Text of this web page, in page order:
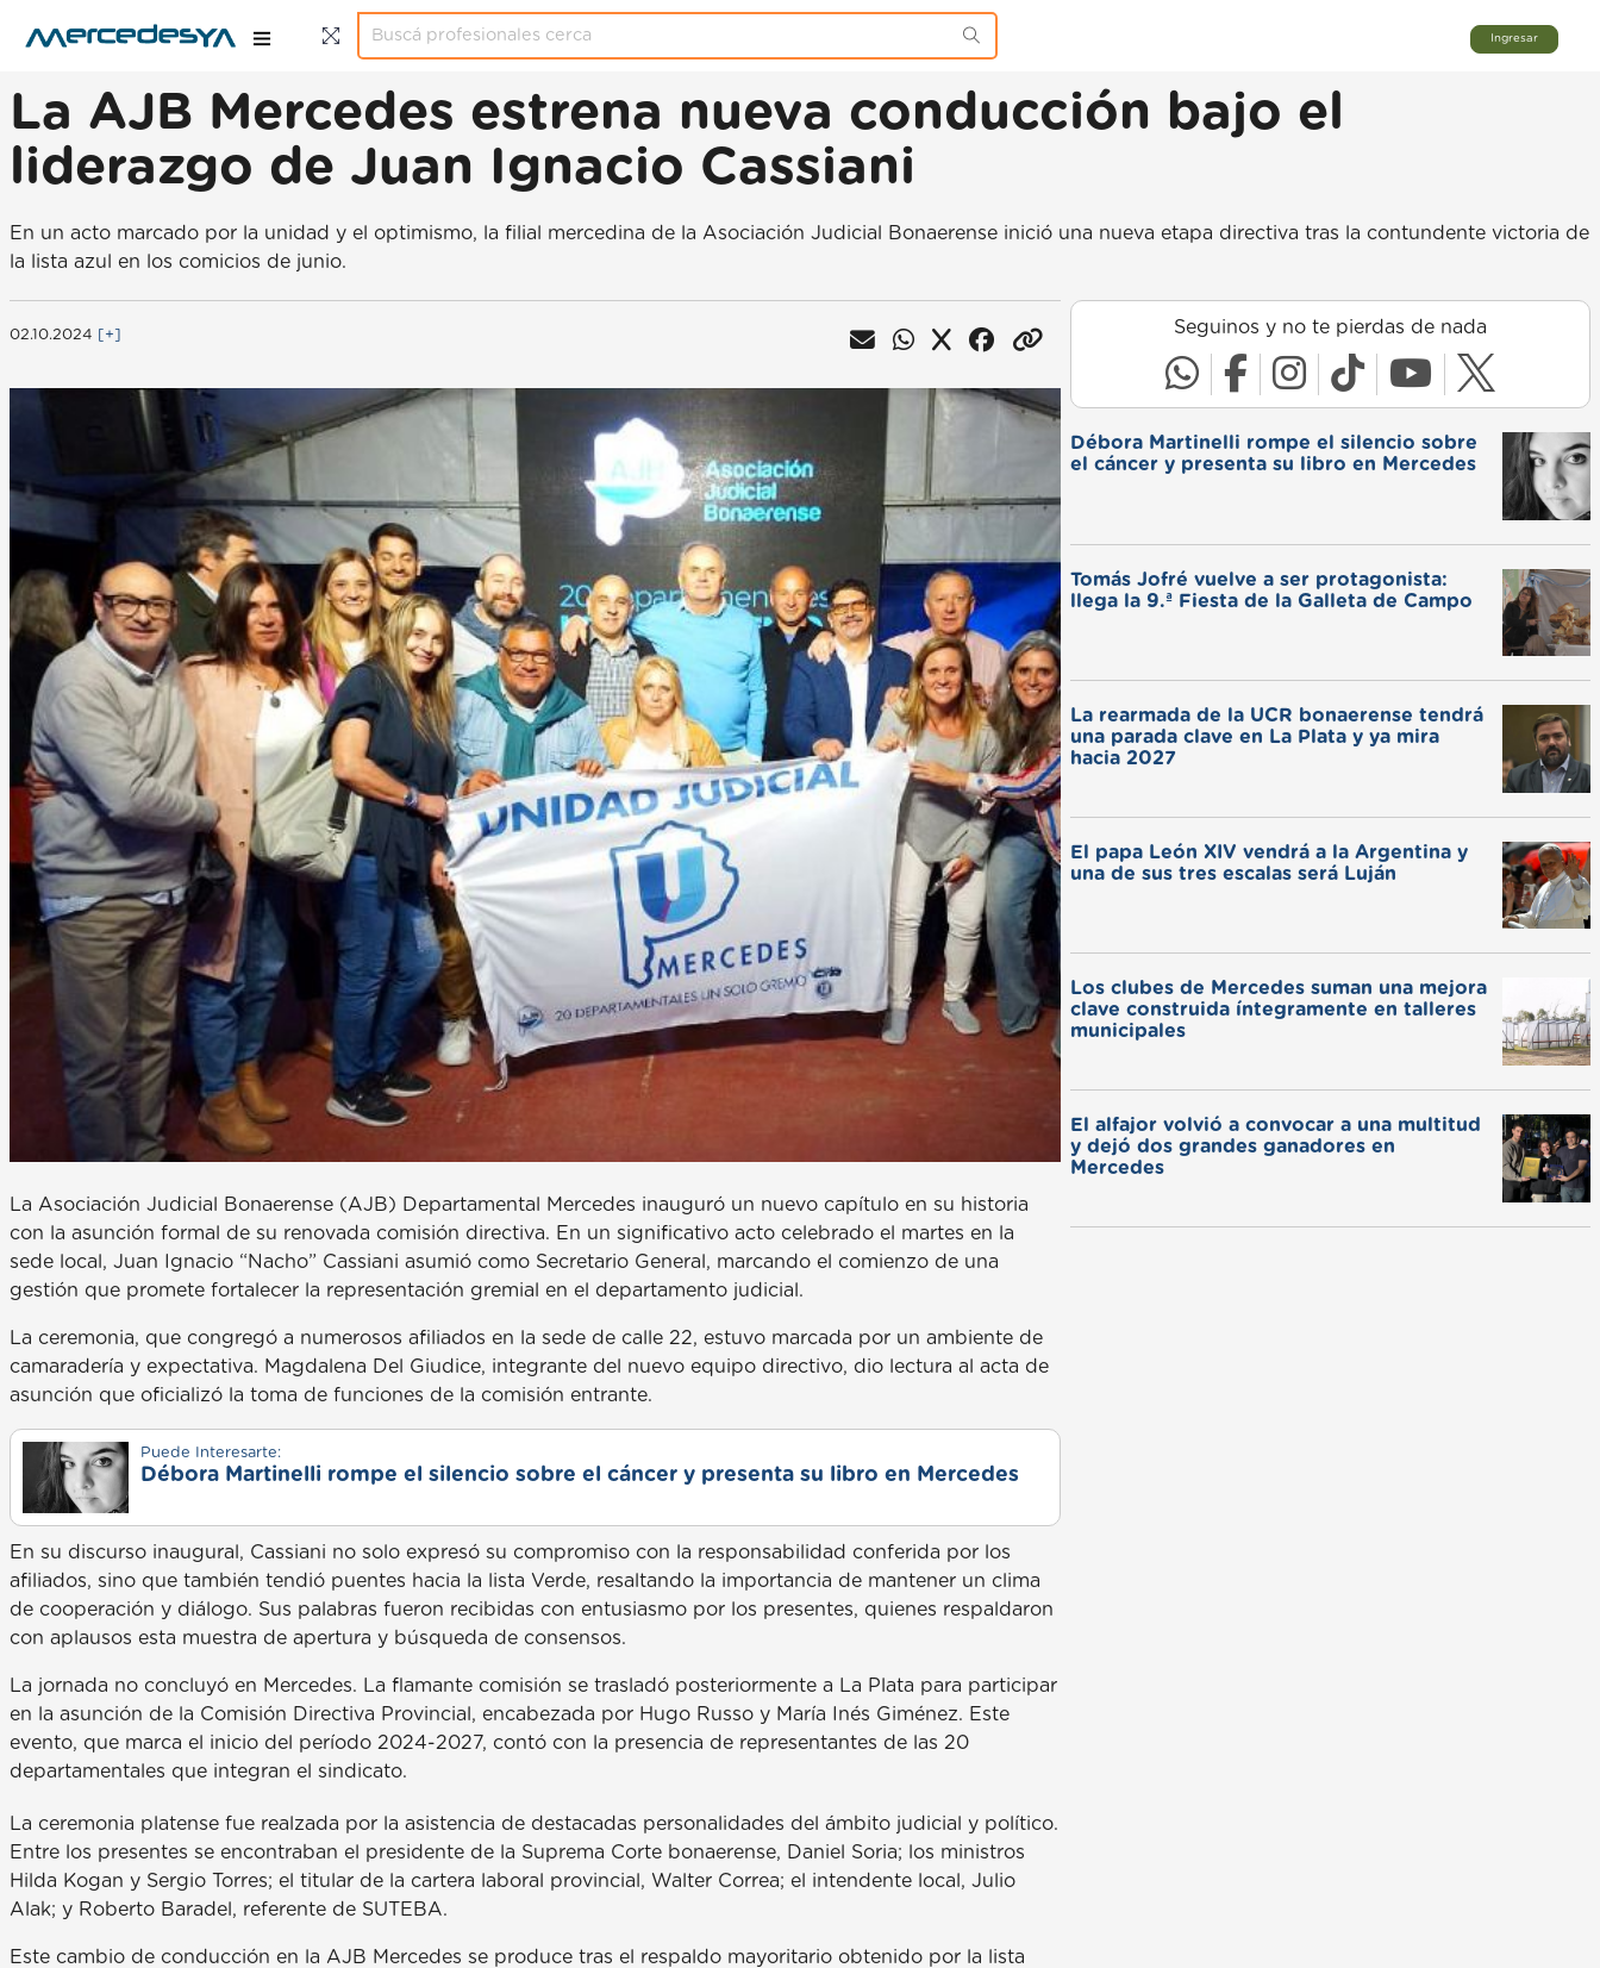
Ingresar
La AJB Mercedes estrena nueva conducción bajo el
liderazgo de Juan Ignacio Cassiani
En un acto marcado por la unidad y el optimismo, la filial mercedina de la Asociación Judicial Bonaerense inició una nueva etapa directiva tras la contundente victoria de
la lista azul en los comicios de junio.
02.10.2024 [+]
La Asociación Judicial Bonaerense (AJB) Departamental Mercedes inauguró un nuevo capítulo en su historia
con la asunción formal de su renovada comisión directiva. En un significativo acto celebrado el martes en la
sede local, Juan Ignacio “Nacho” Cassiani asumió como Secretario General, marcando el comienzo de una
gestión que promete fortalecer la representación gremial en el departamento judicial.
La ceremonia, que congregó a numerosos afiliados en la sede de calle 22, estuvo marcada por un ambiente de
camaradería y expectativa. Magdalena Del Giudice, integrante del nuevo equipo directivo, dio lectura al acta de
asunción que oficializó la toma de funciones de la comisión entrante.
Puede Interesarte:
Débora Martinelli rompe el silencio sobre el cáncer y presenta su libro en Mercedes
En su discurso inaugural, Cassiani no solo expresó su compromiso con la responsabilidad conferida por los
afiliados, sino que también tendió puentes hacia la lista Verde, resaltando la importancia de mantener un clima
de cooperación y diálogo. Sus palabras fueron recibidas con entusiasmo por los presentes, quienes respaldaron
con aplausos esta muestra de apertura y búsqueda de consensos.
La jornada no concluyó en Mercedes. La flamante comisión se trasladó posteriormente a La Plata para participar
en la asunción de la Comisión Directiva Provincial, encabezada por Hugo Russo y María Inés Giménez. Este
evento, que marca el inicio del período 2024-2027, contó con la presencia de representantes de las 20
departamentales que integran el sindicato.
La ceremonia platense fue realzada por la asistencia de destacadas personalidades del ámbito judicial y político.
Entre los presentes se encontraban el presidente de la Suprema Corte bonaerense, Daniel Soria; los ministros
Hilda Kogan y Sergio Torres; el titular de la cartera laboral provincial, Walter Correa; el intendente local, Julio
Alak; y Roberto Baradel, referente de SUTEBA.
Este cambio de conducción en la AJB Mercedes se produce tras el respaldo mayoritario obtenido por la lista
Seguinos y no te pierdas de nada
Débora Martinelli rompe el silencio sobre
el cáncer y presenta su libro en Mercedes
Tomás Jofré vuelve a ser protagonista:
llega la 9.ª Fiesta de la Galleta de Campo
La rearmada de la UCR bonaerense tendrá
una parada clave en La Plata y ya mira
hacia 2027
El papa León XIV vendrá a la Argentina y
una de sus tres escalas será Luján
Los clubes de Mercedes suman una mejora
clave construida íntegramente en talleres
municipales
El alfajor volvió a convocar a una multitud
y dejó dos grandes ganadores en
Mercedes